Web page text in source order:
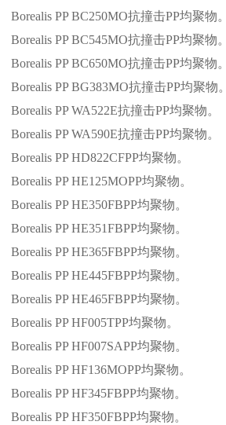
Borealis PP BC250MO抗撞击PP均聚物。
Borealis PP BC545MO抗撞击PP均聚物。
Borealis PP BC650MO抗撞击PP均聚物。
Borealis PP BG383MO抗撞击PP均聚物。
Borealis PP WA522E抗撞击PP均聚物。
Borealis PP WA590E抗撞击PP均聚物。
Borealis PP HD822CFPP均聚物。
Borealis PP HE125MOPP均聚物。
Borealis PP HE350FBPP均聚物。
Borealis PP HE351FBPP均聚物。
Borealis PP HE365FBPP均聚物。
Borealis PP HE445FBPP均聚物。
Borealis PP HE465FBPP均聚物。
Borealis PP HF005TPP均聚物。
Borealis PP HF007SAPP均聚物。
Borealis PP HF136MOPP均聚物。
Borealis PP HF345FBPP均聚物。
Borealis PP HF350FBPP均聚物。